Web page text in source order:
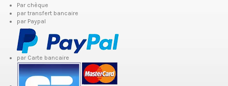
Par chèque
par transfert bancaire
par Paypal
par Carte bancaire